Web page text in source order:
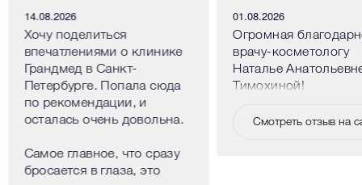
14.08.2026
Хочу поделиться
впечатлениями о клинике
Грандмед в Санкт-
Петербурге. Попала сюда
по рекомендации, и
осталась очень довольна.
Самое главное, что сразу
бросается в глаза, это
01.08.2026
Огромная
врачу-косметологу
Наталье
Тимохиной!
Смотреть отзыв на